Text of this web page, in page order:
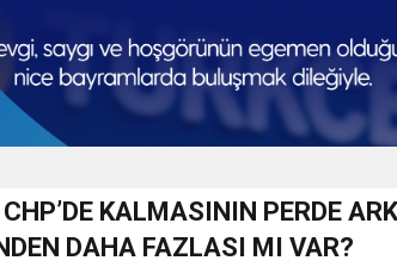
PERDE ARKASI: GÖRÜNENDEN DAHA FAZLASI
Törenle Hizmete Açıldı
Cumhuriyet, Türk Milletinin Özgürlük ve Onur
CHP’DE KALMASININ PERDE
DAHA FAZLASI MI VAR?